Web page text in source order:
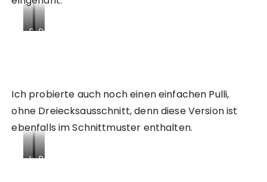
D
l
a
u
f
n
a
h
D
l
u
f
n
a
h
Ich probierte auch noch einen einfachen Pulli,
ohne Dreiecksausschnitt, denn diese Version ist
ebenfalls im Schnittmuster enthalten.
V R